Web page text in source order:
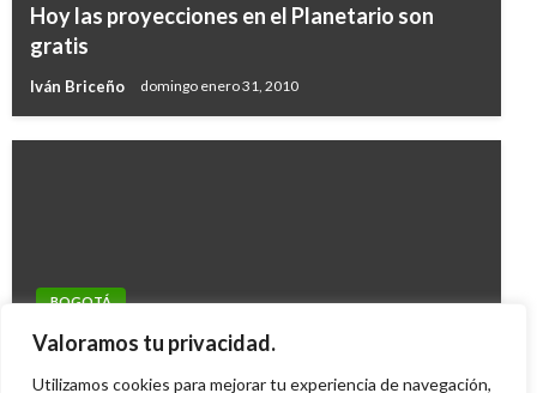
Valoramos tu privacidad.
Utilizamos cookies para mejorar tu experiencia de navegación,
Hoy las proyecciones en el Planetario son
gratis
Iván Briceño domingo enero 31, 2010
BOGOTÁ
Se firma pacto para proteger los cerros